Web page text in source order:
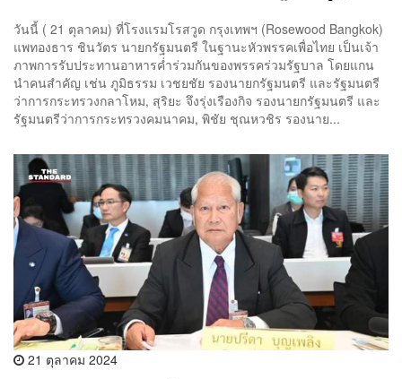
วันนี้ ( 21 ตุลาคม) ที่โรงแรมโรสวูด กรุงเทพฯ (Rosewood Bangkok)
แพทองธาร ชินวัตร นายกรัฐมนตรี ในฐานะหัวพรรคเพื่อไทย เป็นเจ้า
ภาพการรับประทานอาหารค่ำร่วมกันของพรรคร่วมรัฐบาล โดยแกน
นำคนสำคัญ เช่น ภูมิธรรม เวชยชัย รองนายกรัฐมนตรี และรัฐมนตรี
ว่าการกระทรวงกลาโหม, สุริยะ จึงรุ่งเรืองกิจ รองนายกรัฐมนตรี และ
รัฐมนตรีว่าการกระทรวงคมนาคม, พิชัย ชุณหวชิร รองนาย...
21 ตุลาคม 2024